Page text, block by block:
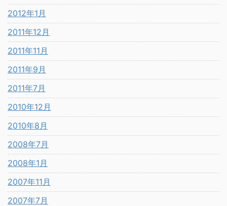
2012年1月
2011年12月
2011年11月
2011年9月
2011年7月
2010年12月
2010年8月
2008年7月
2008年1月
2007年11月
2007年7月